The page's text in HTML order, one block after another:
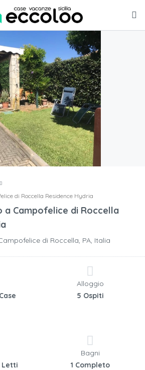
di Roccella Residence Hydria
Campofelice di Roccella
di Roccella, PA, Italia
Alloggio
5 Ospiti
Letti
Bagni
1 Completo